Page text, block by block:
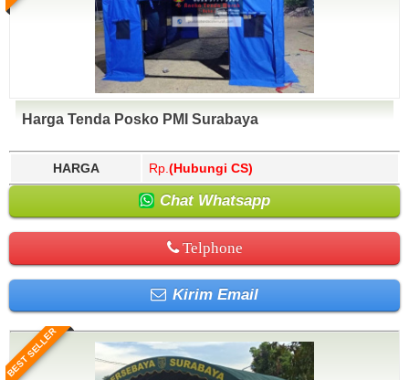
Harga Tenda Posko PMI Surabaya
HARGA Rp. (Hubungi CS)
Chat Whatsapp
Telphone
Kirim Email
BEST SELLER